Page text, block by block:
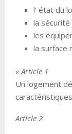
l’ état du
la
les
la surface
« Article 1
Un logement
Article 2